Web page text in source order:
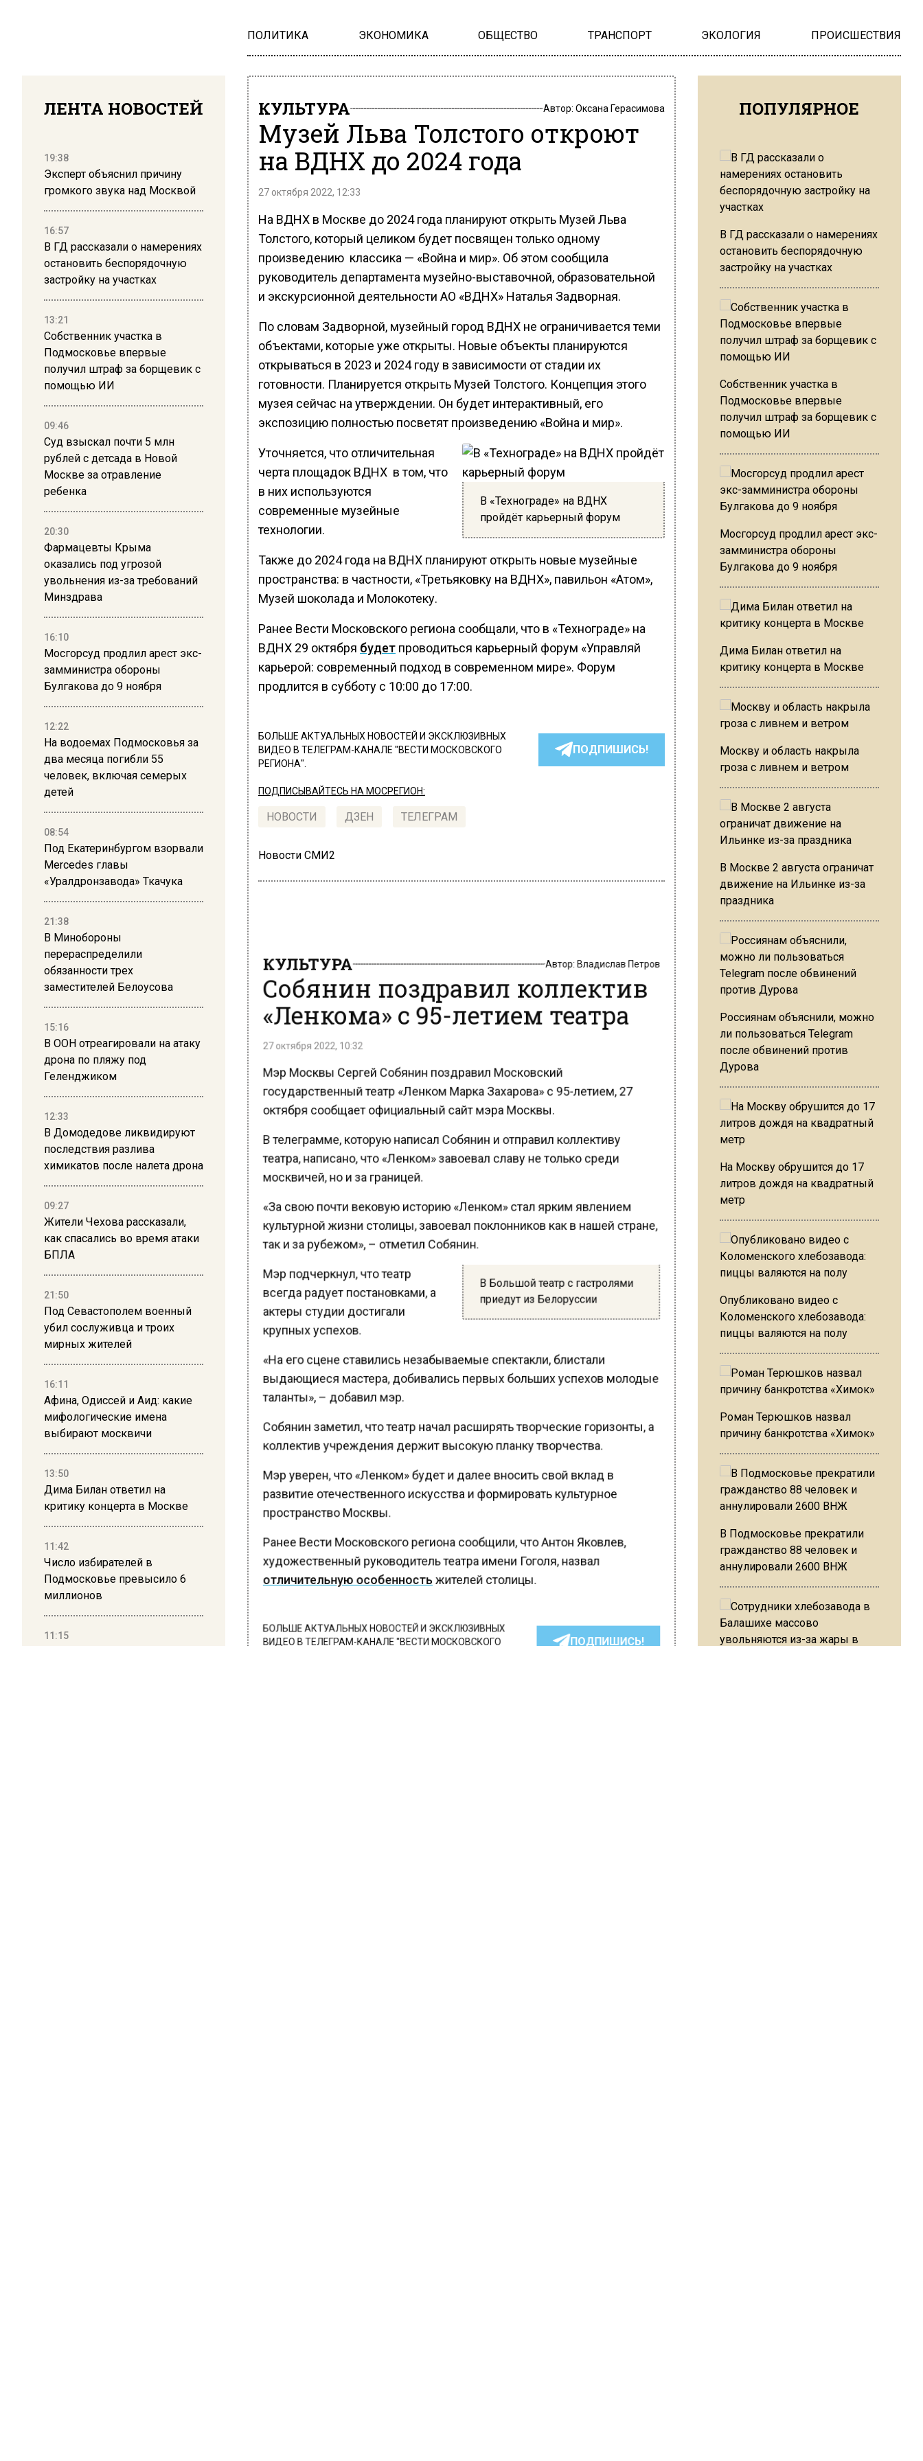
ПОЛИТИКА ЭКОНОМИКА ОБЩЕСТВО ТРАНСПОРТ ЭКОЛОГИЯ ПРОИСШЕСТВИЯ
ЛЕНТА НОВОСТЕЙ
19:38
Эксперт объяснил причину
громкого звука над Москвой
16:57
В ГД рассказали о намерениях
остановить беспорядочную
застройку на участках
13:21
Собственник участка в
Подмосковье впервые
получил штраф за борщевик с
помощью ИИ
09:46
Суд взыскал почти 5 млн
рублей с детсада в Новой
Москве за отравление
ребенка
20:30
Фармацевты Крыма
оказались под угрозой
увольнения из-за требований
Минздрава
16:10
Мосгорсуд продлил арест экс-
замминистра обороны
Булгакова до 9 ноября
12:22
На водоемах Подмосковья за
два месяца погибли 55
человек, включая семерых
детей
08:54
Под Екатеринбургом взорвали
Mercedes главы
«Уралдронзавода» Ткачука
21:38
В Минобороны
перераспределили
обязанности трех
заместителей Белоусова
15:16
В ООН отреагировали на атаку
дрона по пляжу под
Геленджиком
12:33
В Домодедове ликвидируют
последствия разлива
химикатов после налета дрона
09:27
Жители Чехова рассказали,
как спасались во время атаки
БПЛА
21:50
Под Севастополем военный
убил сослуживца и троих
мирных жителей
16:11
Афина, Одиссей и Аид: какие
мифологические имена
выбирают москвичи
13:50
Дима Билан ответил на
критику концерта в Москве
11:42
Число избирателей в
Подмосковье превысило 6
миллионов
11:15
КУЛЬТУРА Автор: Оксана Герасимова
Музей Льва Толстого откроют
на ВДНХ до 2024 года
27 октября 2022, 12:33
На ВДНХ в Москве до 2024 года планируют открыть Музей Льва
Толстого, который целиком будет посвящен только одному
произведению классика — «Война и мир». Об этом сообщила
руководитель департамента музейно-выставочной, образовательной
и экскурсионной деятельности АО «ВДНХ» Наталья Задворная.
По словам Задворной, музейный город ВДНХ не ограничивается теми
объектами, которые уже открыты. Новые объекты планируются
открываться в 2023 и 2024 году в зависимости от стадии их
готовности. Планируется открыть Музей Толстого. Концепция этого
музея сейчас на утверждении. Он будет интерактивный, его
экспозицию полностью посветят произведению «Война и мир».
В «Технограде» на ВДНХ
пройдёт карьерный форум
Уточняется, что отличительная
черта площадок ВДНХ в том, что
в них используются
современные музейные
технологии.
Также до 2024 года на ВДНХ планируют открыть новые музейные
пространства: в частности, «Третьяковку на ВДНХ», павильон «Атом»,
Музей шоколада и Молокотеку.
Ранее Вести Московского региона сообщали, что в «Технограде» на
ВДНХ 29 октября будетпроводиться карьерный форум «Управляй
карьерой: современный подход в современном мире». Форум
продлится в субботу с 10:00 до 17:00.
БОЛЬШЕ АКТУАЛЬНЫХ НОВОСТЕЙ И ЭКСКЛЮЗИВНЫХ
ВИДЕО В ТЕЛЕГРАМ-КАНАЛЕ "ВЕСТИ МОСКОВСКОГО
РЕГИОНА".
ПОДПИШИСЬ!
ПОДПИСЫВАЙТЕСЬ НА МОСРЕГИОН:
НОВОСТИ ДЗЕН ТЕЛЕГРАМ
Новости СМИ2
КУЛЬТУРА
Собянин поздравил коллектив
«Ленкома» с 95-летием театра
Мэр Москвы Сергей Собянин поздравил Московский
государственный театр «Ленком Марка Захарова» с 95-летием, 27
октября сообщает официальный сайт мэра Москвы.
В телеграмме, которую написал Собянин и отправил коллективу
театра, написано, что «Ленком» завоевал славу не только среди
москвичей, но и за границей.
«За свою почти вековую историю «Ленком» стал ярким явлением
культурной жизни столицы, завоевал поклонников как в нашей стране,
так и за рубежом», – отметил Собянин.
В Большой театр с гастролями
приедут из Белоруссии
Мэр подчеркнул, что театр
всегда радует постановками, а
актеры студии достигали
крупных успехов.
«На его сцене ставились незабываемые спектакли, блистали
выдающиеся мастера, добивались первых больших успехов молодые
таланты», – добавил мэр.
Собянин заметил, что театр начал расширять творческие горизонты, а
коллектив учреждения держит высокую планку творчества.
Мэр уверен, что «Ленком» будет и далее вносить свой вклад в
развитие отечественного искусства и формировать культурное
пространство Москвы.
Ранее Вести Московского региона сообщили, что Антон Яковлев,
художественный руководитель театра имени Гоголя, назвал
отличительную особенностьжителей столицы.
БОЛЬШЕ АКТУАЛЬНЫХ НОВОСТЕЙ И ЭКСКЛЮЗИВНЫХ
ВИДЕО В ТЕЛЕГРАМ-КАНАЛЕ "ВЕСТИ МОСКОВСКОГО
ПОДПИШИСЬ!
ПОПУЛЯРНОЕ
В ГД рассказали о намерениях
остановить беспорядочную
застройку на участках
Собственник участка в
Подмосковье впервые
получил штраф за борщевик с
помощью ИИ
Мосгорсуд продлил арест экс-
замминистра обороны
Булгакова до 9 ноября
Дима Билан ответил на
критику концерта в Москве
Москву и область накрыла
гроза с ливнем и ветром
В Москве 2 августа ограничат
движение на Ильинке из-за
праздника
Россиянам объяснили, можно
ли пользоваться Telegram
после обвинений против
Дурова
На Москву обрушится до 17
литров дождя на квадратный
метр
Опубликовано видео с
Коломенского хлебозавода:
пиццы валяются на полу
Роман Терюшков назвал
причину банкротства «Химок»
В Подмосковье прекратили
гражданство 88 человек и
аннулировали 2600 ВНЖ